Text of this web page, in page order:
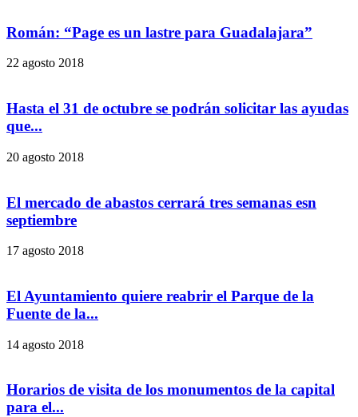
Román: “Page es un lastre para Guadalajara”
22 agosto 2018
Hasta el 31 de octubre se podrán solicitar las ayudas
que...
20 agosto 2018
El mercado de abastos cerrará tres semanas esn
septiembre
17 agosto 2018
El Ayuntamiento quiere reabrir el Parque de la
Fuente de la...
14 agosto 2018
Horarios de visita de los monumentos de la capital
para el...